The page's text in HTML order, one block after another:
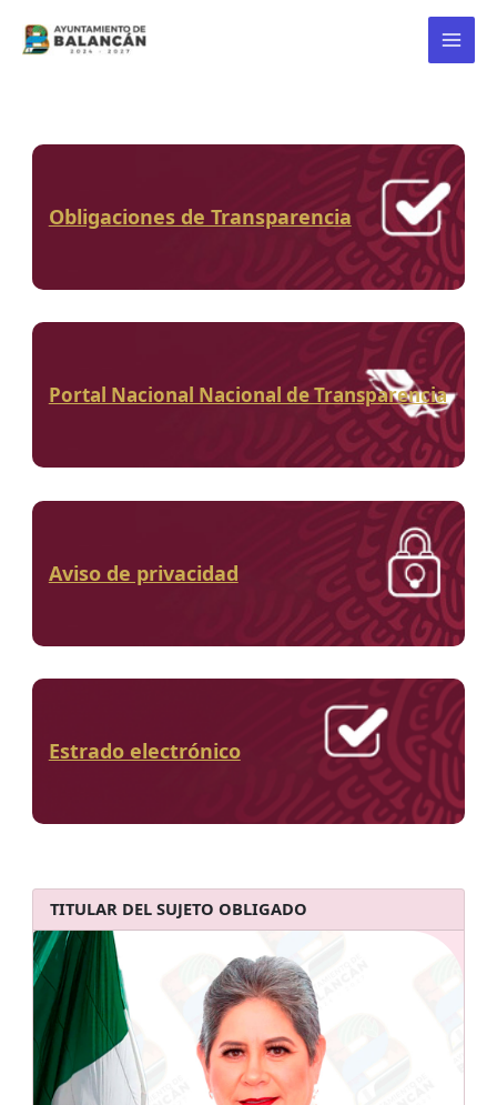
contenido
Main
Obligaciones de Transparencia
Portal Nacional Nacional de Transparencia
Aviso de privacidad
Estrado electrónico
TITULAR DEL SUJETO OBLIGADO